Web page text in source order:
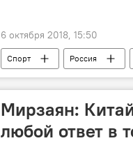
6 октября 2018, 15:50
Спорт Россия
Мирзаян:
любой ответ в